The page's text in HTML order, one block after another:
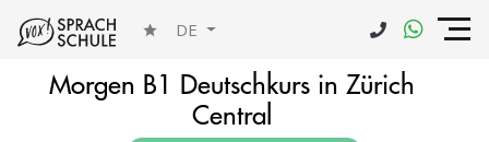
DE
Morgen B1 Deutschkurs in Zürich
Central